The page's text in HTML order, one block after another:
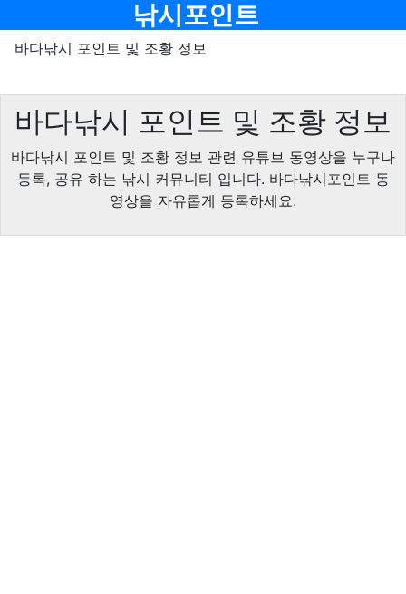
낚시포인트
바다낚시 포인트 및 조황 정보
바다낚시 포인트 및 조황 정보
바다낚시 포인트 및 조황 정보 관련 유튜브 동영상을 누구나
등록, 공유 하는 낚시 커뮤니티 입니다. 바다낚시포인트 동
영상을 자유롭게 등록하세요.